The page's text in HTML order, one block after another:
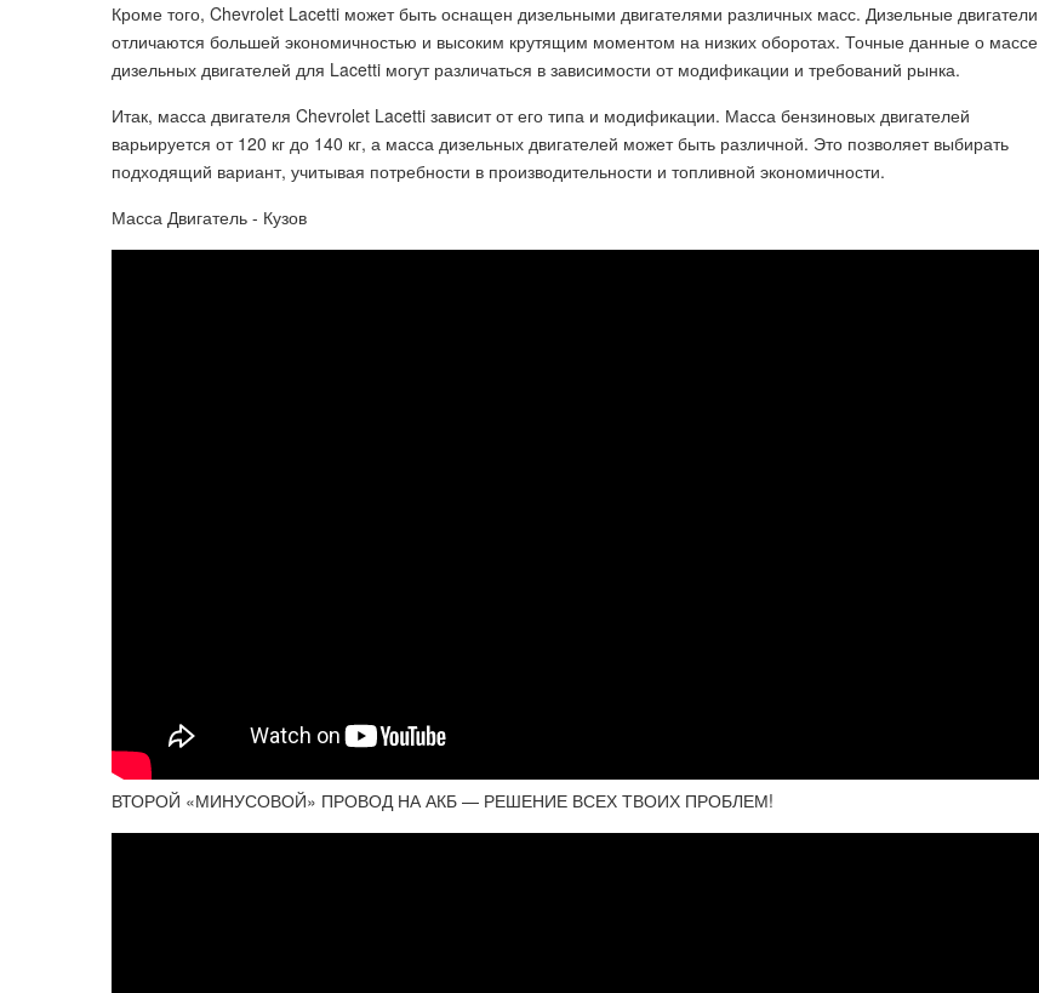
Кроме того, Chevrolet Lacetti может быть оснащен дизельными двигателями различных масс. Дизельные двигатели
отличаются большей экономичностью и высоким крутящим моментом на низких оборотах. Точные данные о массе
дизельных двигателей для Lacetti могут различаться в зависимости от модификации и требований рынка.
Итак, масса двигателя Chevrolet Lacetti зависит от его типа и модификации. Масса бензиновых двигателей
варьируется от 120 кг до 140 кг, а масса дизельных двигателей может быть различной. Это позволяет выбирать
подходящий вариант, учитывая потребности в производительности и топливной экономичности.
Масса Двигатель - Кузов
ВТОРОЙ «МИНУСОВОЙ» ПРОВОД НА АКБ — РЕШЕНИЕ ВСЕХ ТВОИХ ПРОБЛЕМ!